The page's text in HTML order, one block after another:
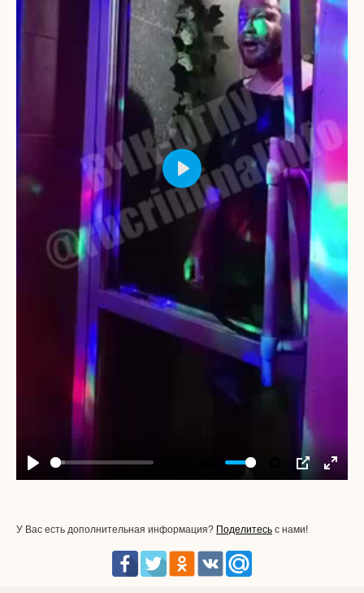
Play Mute SettingsPIP
Enter
Play
У Вас есть дополнительная информация? Поделитесь с нами!